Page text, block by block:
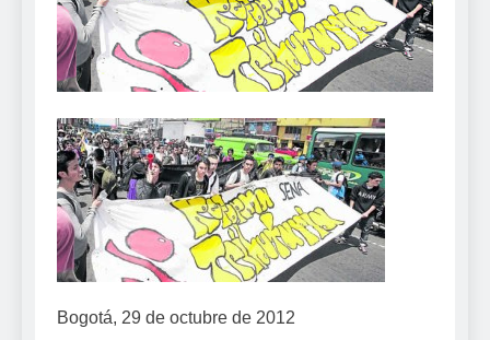
Bogotá, 29 de octubre de 2012